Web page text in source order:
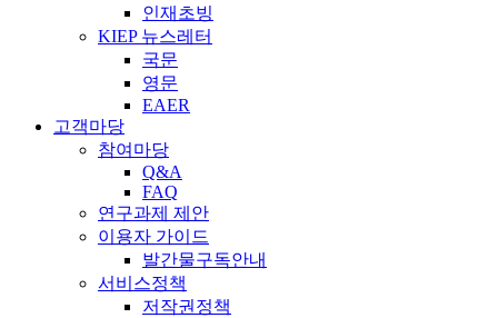
인재초빙
KIEP 뉴스레터
국문
영문
EAER
고객마당
참여마당
Q&A
FAQ
연구과제 제안
이용자 가이드
발간물구독안내
서비스정책
저작권정책